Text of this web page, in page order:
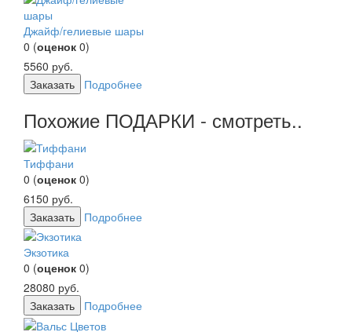
Джайф/гелиевые шары
0 (оценок 0)
5560 руб.
Заказать
Подробнее
Похожие ПОДАРКИ - смотреть..
Тиффани
0 (оценок 0)
6150 руб.
Заказать
Подробнее
Экзотика
0 (оценок 0)
28080 руб.
Заказать
Подробнее